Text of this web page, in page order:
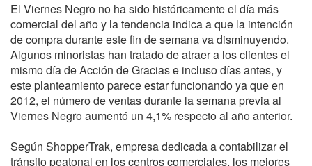
El Viernes Negro no ha sido históricamente el día más
comercial del año y la tendencia indica a que la intención
de compra durante este fin de semana va disminuyendo.
Algunos minoristas han tratado de atraer a los clientes el
mismo día de Acción de Gracias e incluso días antes, y
este planteamiento parece estar funcionando ya que en
2012, el número de ventas durante la semana previa al
Viernes Negro aumentó un 4,1% respecto al año anterior.
Según ShopperTrak, empresa dedicada a contabilizar el
tránsito peatonal en los centros comerciales, los mejores